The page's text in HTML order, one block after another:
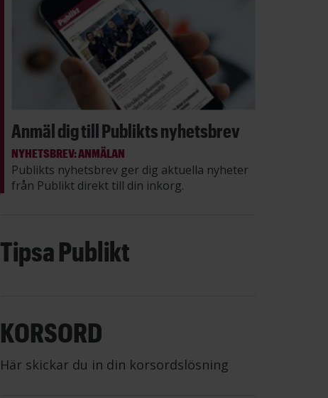
Anmäl dig till Publikts nyhetsbrev
NYHETSBREV: ANMÄLAN
Publikts nyhetsbrev ger dig aktuella nyheter
från Publikt direkt till din inkorg.
Tipsa Publikt
KORSORD
Här skickar du in din korsordslösning